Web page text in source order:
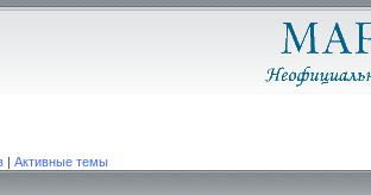
| Активные темы